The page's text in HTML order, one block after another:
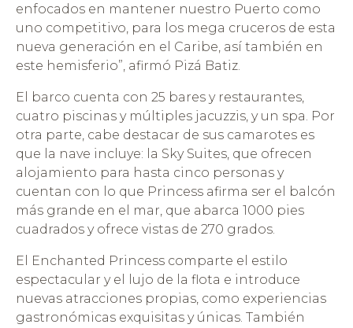
enfocados en mantener nuestro Puerto como
uno competitivo, para los mega cruceros de esta
nueva generación en el Caribe, así también en
este hemisferio”, afirmó Pizá Batiz.
El barco cuenta con 25 bares y restaurantes,
cuatro piscinas y múltiples jacuzzis, y un spa. Por
otra parte, cabe destacar de sus camarotes es
que la nave incluye: la Sky Suites, que ofrecen
alojamiento para hasta cinco personas y
cuentan con lo que Princess afirma ser el balcón
más grande en el mar, que abarca 1000 pies
cuadrados y ofrece vistas de 270 grados.
El Enchanted Princess comparte el estilo
espectacular y el lujo de la flota e introduce
nuevas atracciones propias, como experiencias
gastronómicas exquisitas y únicas. También